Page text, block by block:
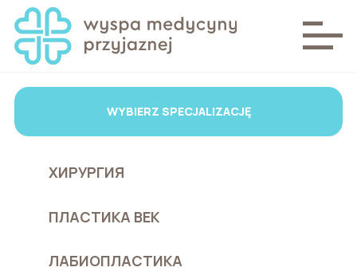
WYBIERZ SPECJALIZACJĘ
ХИРУРГИЯ
ПЛАСТИКА ВЕК
ЛАБИОПЛАСТИКА